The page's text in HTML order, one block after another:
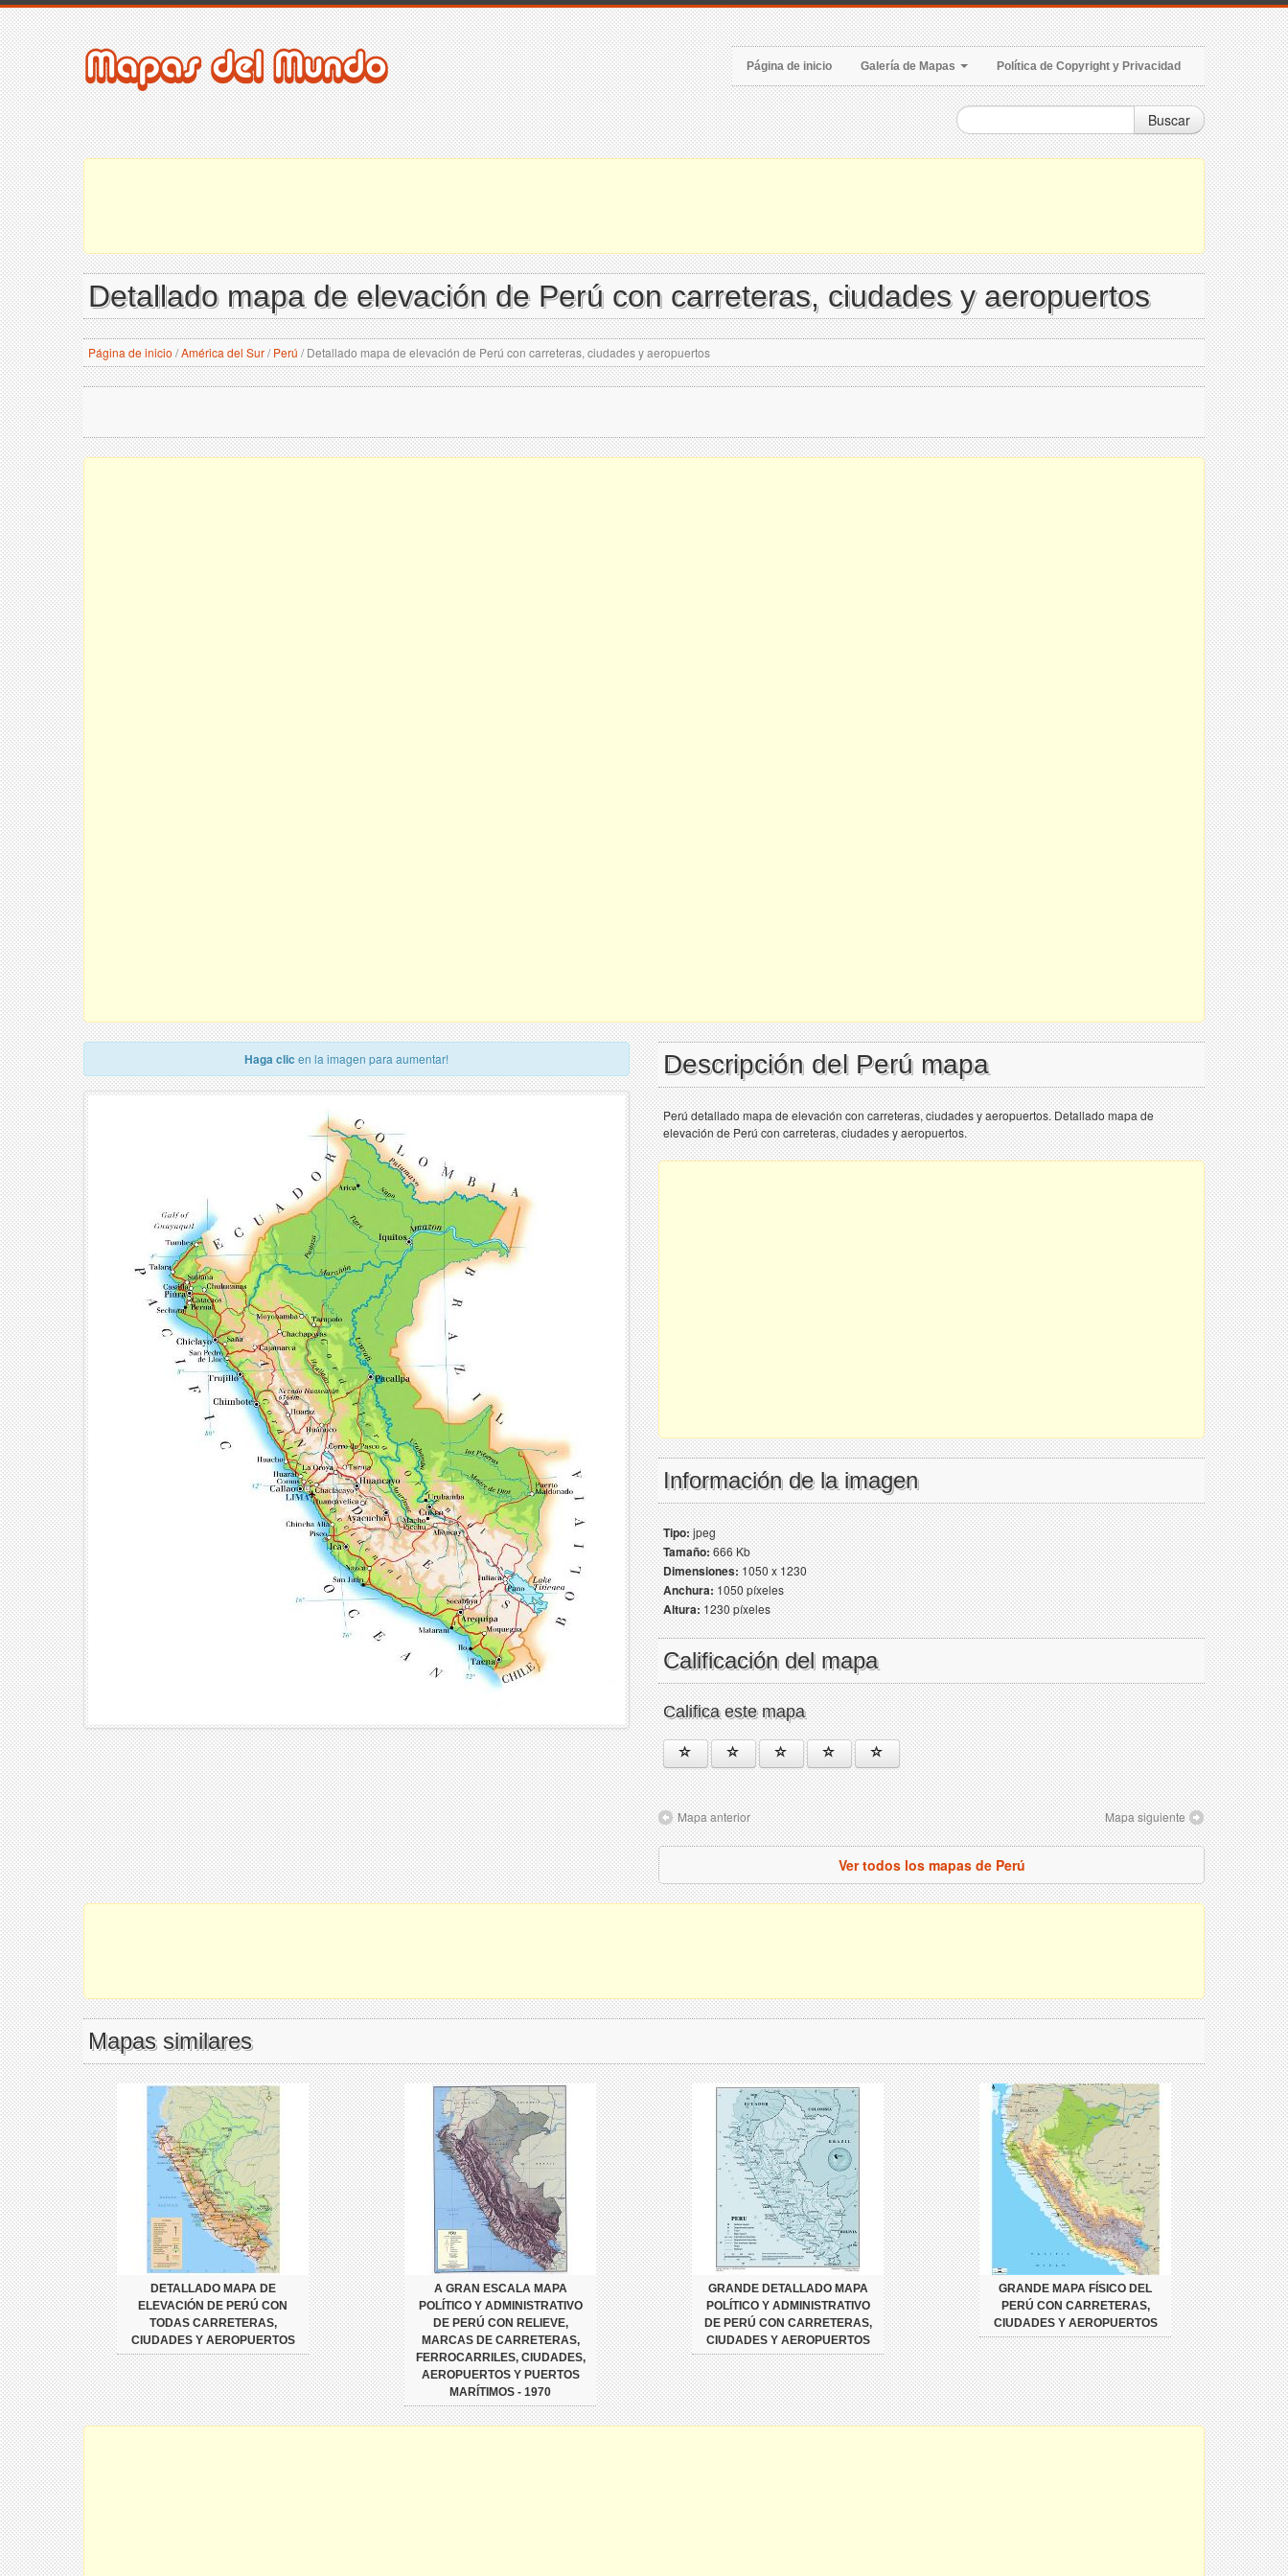
Página de inicio Galería de Mapas Política de Copyright y Privacidad
Buscar
Detallado mapa de elevación de Perú con carreteras, ciudades y aeropuertos
Página de inicio /América del Sur/ Perú /Detallado mapa de elevación de Perú con carreteras, ciudades y aeropuertos
Haga clic en la imagen para aumentar! Descripción del Perú mapa
Perú detallado mapa de elevación con carreteras, ciudades y aeropuertos. Detallado mapa de
elevación de Perú con carreteras, ciudades y aeropuertos.
Información de la imagen
Tipo:jpeg
Tamaño:666 Kb
Dimensiones:1050 x 1230
Anchura:1050 píxeles
Altura:1230 píxeles
Calificación del mapa
Califica este mapa
Mapa anterior Mapa siguiente
Ver todos los mapas de Perú
Mapas similares
DETALLADO MAPA DE
ELEVACIÓN DE PERÚ CON
TODAS CARRETERAS,
CIUDADES Y AEROPUERTOS
A GRAN ESCALA MAPA
POLÍTICO Y ADMINISTRATIVO
DE PERÚ CON RELIEVE,
MARCAS DE CARRETERAS,
FERROCARRILES, CIUDADES,
AEROPUERTOS Y PUERTOS
MARÍTIMOS - 1970
GRANDE DETALLADO MAPA
POLÍTICO Y ADMINISTRATIVO
DE PERÚ CON CARRETERAS,
CIUDADES Y AEROPUERTOS
GRANDE MAPA FÍSICO DEL
PERÚ CON CARRETERAS,
CIUDADES Y AEROPUERTOS